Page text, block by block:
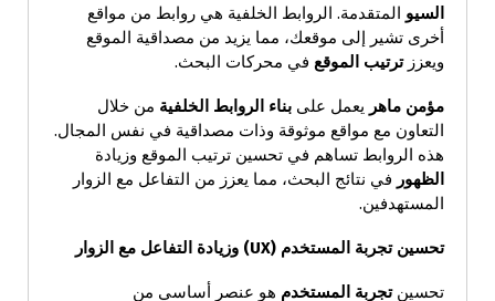
السيو المتقدمة. الروابط الخلفية هي روابط من مواقع
أخرى تشير إلى موقعك، مما يزيد من مصداقية الموقع
ويعززترتيب الموقع في محركات البحث.
مؤمن ماهر يعمل على بناء الروابط الخلفية من خلال
التعاون مع مواقع موثوقة وذات مصداقية في نفس المجال.
هذه الروابط تساهم في تحسين ترتيب الموقع وزيادة
الظهور في نتائج البحث، مما يعزز من التفاعل مع الزوار
المستهدفين.
تحسين تجربة المستخدم (UX) وزيادة التفاعل مع الزوار
تحسينتجربة المستخدم هو عنصر أساسي من